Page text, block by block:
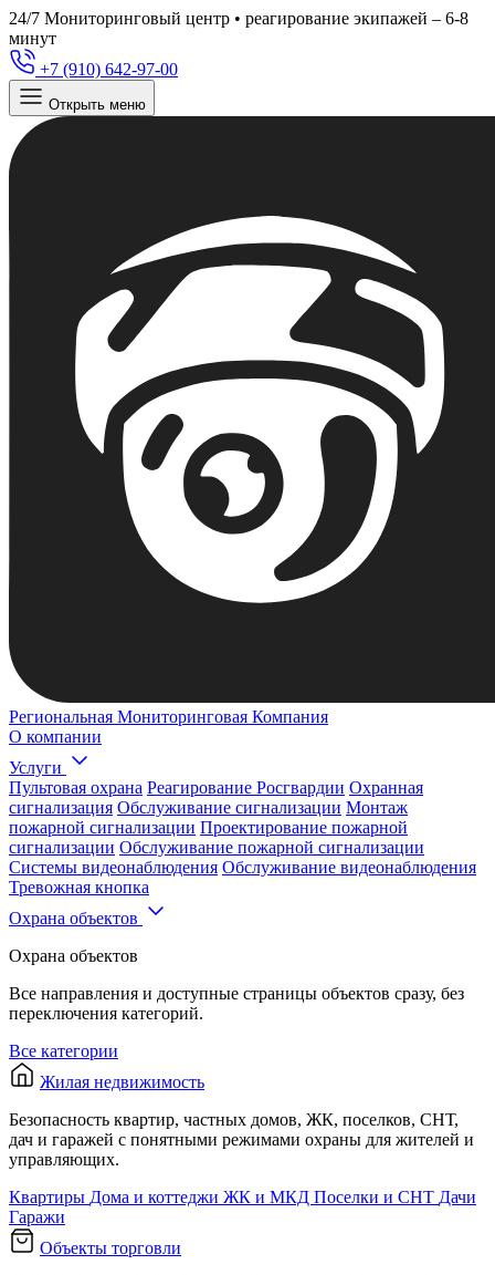
24/7 Мониторинговый центр • реагирование экипажей – 6-8
минут
+7 (910) 642-97-00
Открыть меню
Региональная Мониторинговая Компания
О компании
Услуги
Пультовая охрана Реагирование Росгвардии Охранная
сигнализация Обслуживание сигнализации Монтаж
пожарной сигнализации Проектирование пожарной
сигнализации Обслуживание пожарной сигнализации
Системы видеонаблюдения Обслуживание видеонаблюдения
Тревожная кнопка
Охрана объектов
Охрана объектов
Все направления и доступные страницы объектов сразу, без
переключения категорий.
Все категории
Жилая недвижимость
Безопасность квартир, частных домов, ЖК, поселков, СНТ,
дач и гаражей с понятными режимами охраны для жителей и
управляющих.
Квартиры Дома и коттеджи ЖК и МКД Поселки и СНТ Дачи
Гаражи
Объекты торговли